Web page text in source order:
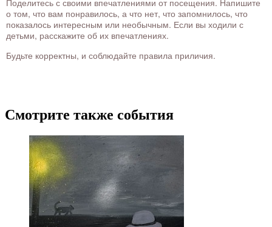
Поделитесь с своими впечатлениями от посещения. Напишите
о том, что вам понравилось, а что нет, что запомнилось, что
показалось интересным или необычным. Если вы ходили с
детьми, расскажите об их впечатлениях.
Будьте корректны, и соблюдайте правила приличия.
Смотрите также события